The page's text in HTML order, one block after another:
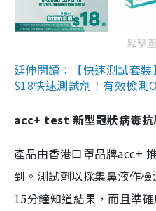
點擊
延伸閱讀：【快速測試套
$18快速測試劑！有效檢
acc+ test 新型冠狀病毒抗
產品由香港口罩品牌acc+
到。測試劑以採集鼻液作
15分鐘知道結果，而且準